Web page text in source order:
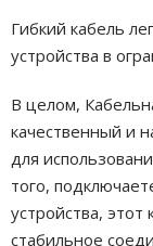
Гибкий кабель
устройства в
В целом,
качественный и
для
того,
устройства, этот
стабильное